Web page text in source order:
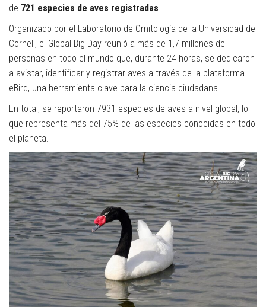
de 721 especies de aves registradas.
Organizado por el Laboratorio de Ornitología de la Universidad de
Cornell, el Global Big Day reunió a más de 1,7 millones de
personas en todo el mundo que, durante 24 horas, se dedicaron
a avistar, identificar y registrar aves a través de la plataforma
eBird, una herramienta clave para la ciencia ciudadana.
En total, se reportaron 7931 especies de aves a nivel global, lo
que representa más del 75% de las especies conocidas en todo
el planeta.